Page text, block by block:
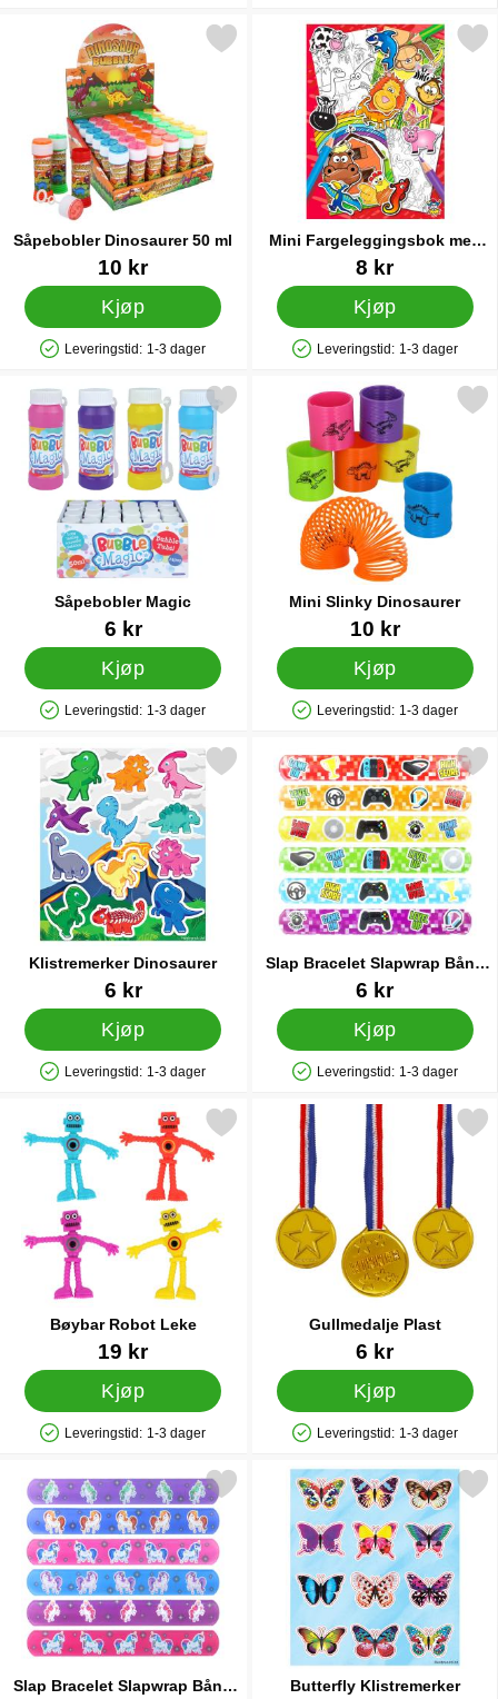
Såpebobler Dinosaurer 50 ml
Varenummer 86982
10 kr
Kjøp
Produkttilgjengelighet: På lager
Leveringstid: 1-3 dager
Merk såpebobler Dinosaurer 50 ml som favoritt
Mini Fargeleggingsbok med
Klistremerker
Varenummer 26120
8 kr
Kjøp
Produkttilgjengelighet: På lager
Leveringstid: 1-3 dager
Merk mini Fargeleggingsbok
Såpebobler Magic
Varenummer 12437
6 kr
Kjøp
Produkttilgjengelighet: På lager
Leveringstid: 1-3 dager
Merk såpebobler Magic som favoritt
Mini Slinky Dinosaurer
Varenummer 84032
10 kr
Kjøp
Produkttilgjengelighet: På lager
Leveringstid: 1-3 dager
Merk mini Slinky
Klistremerker Dinosaurer
Varenummer 32748
6 kr
Kjøp
Produkttilgjengelighet: På lager
Leveringstid: 1-3 dager
Merk klistremerker Dinosaurer som favoritt
Slap Bracelet Slapwrap Bånd
Gamer
Varenummer 40214
6 kr
Kjøp
Produkttilgjengelighet: På lager
Leveringstid: 1-3 dager
Merk slap Bracelet Slapwrap
Bøybar Robot Leke
Varenummer 86035
19 kr
Kjøp
Produkttilgjengelighet: På lager
Leveringstid: 1-3 dager
Merk bøybar Robot Leke som favoritt
Gullmedalje Plast
Varenummer 12482
6 kr
Kjøp
Produkttilgjengelighet: På lager
Leveringstid: 1-3 dager
Merk gullmedalje
Slap Bracelet Slapwrap Bånd
slap Bracelet Slapwrap Bånd Enhjørning som favoritt
Butterfly Klistremerker
Merk butterfly